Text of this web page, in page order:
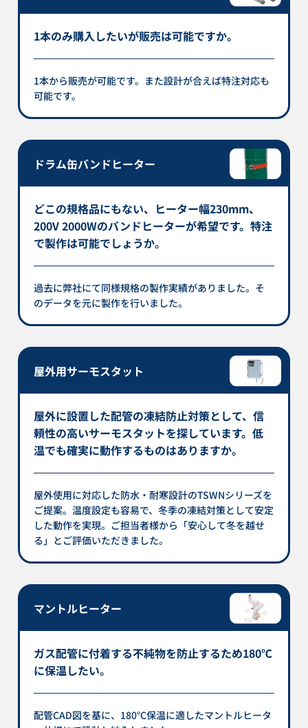
1本のみ購入したいが販売は可能ですか。
1本から販売が可能です。また設計が合えば特注対応も
可能です。
ドラム缶バンドヒーター
どこの規格品にもない、ヒーター幅230mm、
200V 2000Wのバンドヒーターが希望です。特注
で製作は可能でしょうか。
過去に弊社にて同様規格の製作実績がありました。そ
のデータを元に製作を行いました。
屋外用サーモスタット
屋外に設置した配管の凍結防止対策として、信
頼性の高いサーモスタットを探しています。低
温でも確実に動作するものはありますか。
屋外使用に対応した防水・耐寒設計のTSWNシリーズを
ご提案。温度設定も容易で、冬季の凍結対策として安定
した動作を実現。ご担当者様から「安心して冬を越せ
る」とご評価いただきました。
マントルヒーター
ガス配管に付着する不純物を防止するため180℃
に保温したい。
配管CAD図を基に、180℃保温に適したマントルヒータ